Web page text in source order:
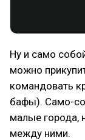
Ну и само
можно
командовать
бафы). Само-
малые города,
между ними.